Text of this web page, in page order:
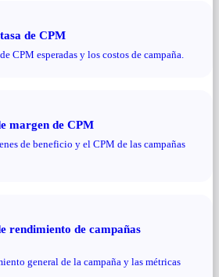
de CPM
CPM esperadas y los costos de campaña.
margen de CPM
de beneficio y el CPM de las campañas
rendimiento de campañas
general de la campaña y las métricas